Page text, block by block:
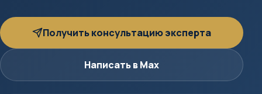
Получить консультацию эксперта
Написать в Max